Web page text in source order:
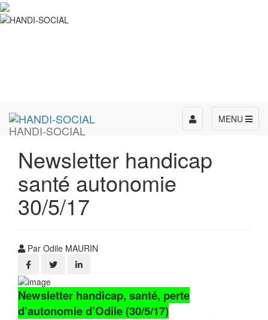
HANDI-SOCIAL
MENU
Toggle
navigation
Newsletter handicap
santé autonomie
30/5/17
Par Odile MAURIN
Newsletter handicap, santé, perte
d’autonomie d’Odile (30/5/17)